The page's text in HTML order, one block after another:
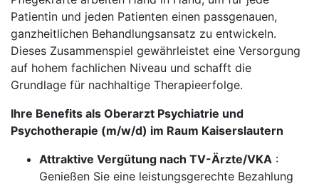
Patientin und jeden Patienten einen passgenauen,
ganzheitlichen Behandlungsansatz zu entwickeln.
Dieses Zusammenspiel gewährleistet eine Versorgung
auf hohem fachlichen Niveau und schafft die
Grundlage für nachhaltige Therapieerfolge.
Ihre Benefits als Oberarzt Psychiatrie und
Psychotherapie (m/w/d) im Raum Kaiserslautern
Attraktive Vergütung nach TV-Ärzte/VKA :
Genießen Sie eine leistungsgerechte Bezahlung